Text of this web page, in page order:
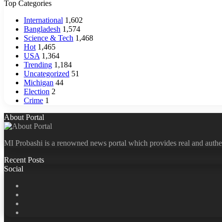
Top Categories
International 1,602
Bangladesh 1,574
Science & Tech 1,468
Hot 1,465
USA 1,364
Trending 1,184
Uncategorized 51
Michigan 44
Election 2
Crime 1
About Portal
MI Probashi is a renowned news portal which provides real and
Recent Posts
Social